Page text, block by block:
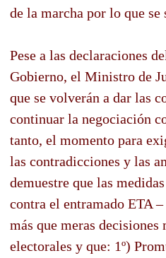
de la marcha por lo que
Pese a las declaraciones
Gobierno, el Ministro de
que se volverán a dar las
continuar la negociación
tanto, el momento para
las contradicciones y las
demuestre que las
contra el entramado ETA
más que meras decisiones
electorales y que: 1º)